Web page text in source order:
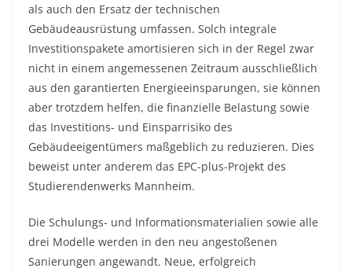
als auch den Ersatz der technischen
Gebäudeausrüstung umfassen. Solch integrale
Investitionspakete amortisieren sich in der Regel zwar
nicht in einem angemessenen Zeitraum ausschließlich
aus den garantierten Energieeinsparungen, sie können
aber trotzdem helfen, die finanzielle Belastung sowie
das Investitions- und Einsparrisiko des
Gebäudeeigentümers maßgeblich zu reduzieren. Dies
beweist unter anderem das EPC-plus-Projekt des
Studierendenwerks Mannheim.
Die Schulungs- und Informationsmaterialien sowie alle
drei Modelle werden in den neu angestoßenen
Sanierungen angewandt. Neue, erfolgreich